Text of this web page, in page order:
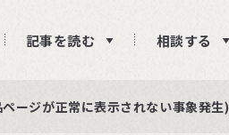
記事を読む 相談する
ー投稿をお待ちしております
せージが正常に表示されない事象発生)